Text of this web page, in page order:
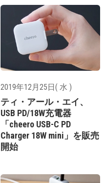
2019年12月25日( 水 )
ティ・アール・エイ、
USB PD/18W充電器
「cheero USB-C PD
Charger 18W mini」を販売
開始